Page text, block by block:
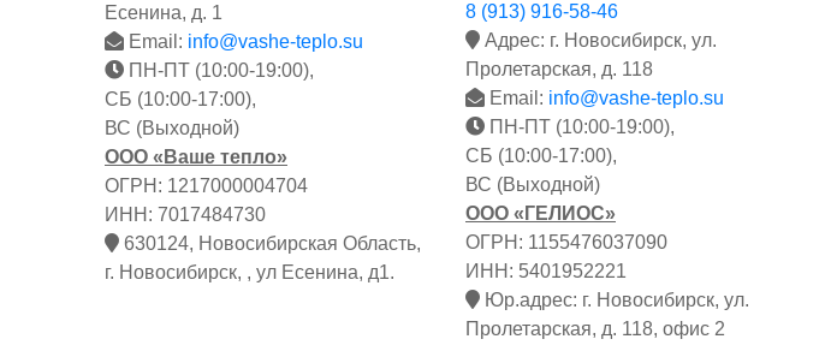
Есенина, д. 1
Email: info@vashe-teplo.su
ПН-ПТ (10:00-19:00),
СБ (10:00-17:00),
ВС (Выходной)
ООО «Ваше тепло»
ОГРН: 1217000004704
ИНН: 7017484730
630124, Новосибирская Область,
г. Новосибирск, , ул Есенина, д1.
8 (913) 916-58-46
Адрес: г. Новосибирск, ул.
Пролетарская, д. 118
Email: info@vashe-teplo.su
ПН-ПТ (10:00-19:00),
СБ (10:00-17:00),
ВС (Выходной)
ООО «ГЕЛИОС»
ОГРН: 1155476037090
ИНН: 5401952221
Юр.адрес: г. Новосибирск, ул.
Пролетарская, д. 118, офис 2